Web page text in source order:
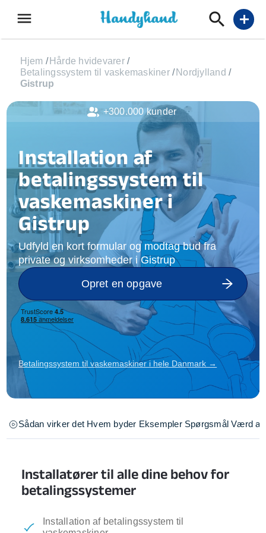
menu add
Hjem / Hårde hvidevarer /
Betalingssystem til vaskemaskiner / Nordjylland /
Gistrup
Installation af
betalingssystem til
vaskemaskiner i
Gistrup
Udfyld en kort formular og modtag bud fra
private og virksomheder i Gistrup
Opret en opgave
Betalingssystem til vaskemaskiner i hele Danmark →
Sådan virker det Hvem byder Eksempler Spørgsmål Værd at
Installatører til alle dine behov for
betalingssystemer
Installation af betalingssystem til
+300.000 kunder